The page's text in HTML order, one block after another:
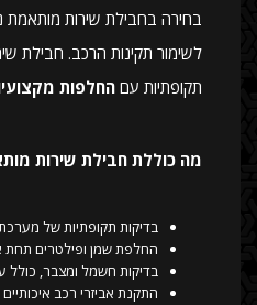
בחירה בחבילת שירות מותאמת
לשימור תקינות הרכב. חבילת
תקופתיות עם החלפות
מה כוללת חבילת שירות
בדיקות תקופתיות של
החלפת שמן ופילטרים תחת
בדיקות חשמל ומצבר, כולל
התקנת אביזרי רכב